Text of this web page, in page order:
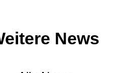
News